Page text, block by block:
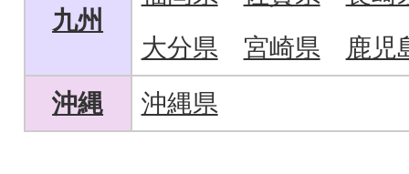
九州
大分県
宮崎県
鹿児
沖縄
沖縄県